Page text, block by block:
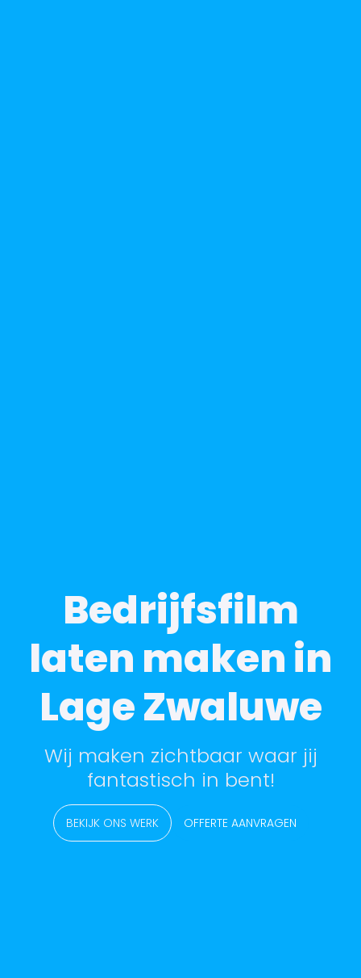
Bedrijfsfilm
laten maken in
Lage Zwaluwe
Wij maken zichtbaar waar jij
fantastisch in bent!
BEKIJK ONS WERK OFFERTE AANVRAGEN